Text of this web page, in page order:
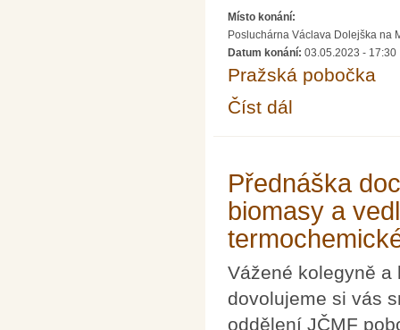
Místo konání:
Posluchárna Václava Dolejška na
Datum konání: 03.05.2023 - 17:30
Pražská pobočka
Číst dál
Přednáška
biomasy a
Vážené kolegyně a
dovolujeme si vás
oddělení JČMF